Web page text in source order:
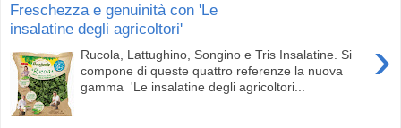
Freschezza e genuinità con 'Le
insalatine degli agricoltori'
›
Rucola, Lattughino, Songino e Tris Insalatine. Si
compone di queste quattro referenze la nuova
gamma 'Le insalatine degli agricoltori...